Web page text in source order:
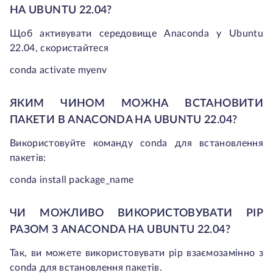
НА UBUNTU 22.04?
Щоб активувати середовище Anaconda у Ubuntu
22.04, скористайтеся
conda activate myenv
ЯКИМ ЧИНОМ МОЖНА ВСТАНОВИТИ
ПАКЕТИ В ANACONDA НА UBUNTU 22.04?
Використовуйте команду conda для встановлення
пакетів:
conda install package_name
ЧИ МОЖЛИВО ВИКОРИСТОВУВАТИ PIP
РАЗОМ З ANACONDA НА UBUNTU 22.04?
Так, ви можете використовувати pip взаємозамінно з
conda для встановлення пакетів.